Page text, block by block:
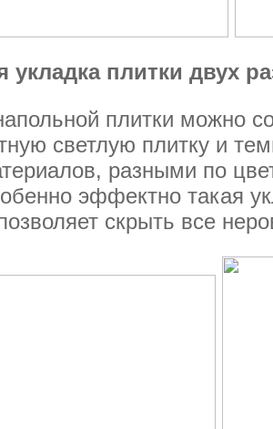
укладка плитки двух
плитки можно
светлую плитку и
разными по
эффектно такая
скрыть все